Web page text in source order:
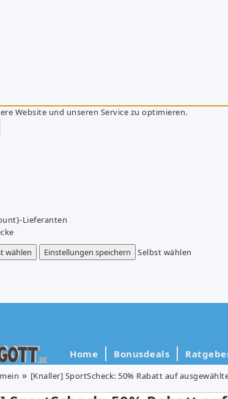
Website und unseren Service zu optimieren.
Lieferanten
wählen Einstellungen speichern
Selbst wählen
Home Bonusdeals
[Knaller] SportScheck: 50% Rabatt auf